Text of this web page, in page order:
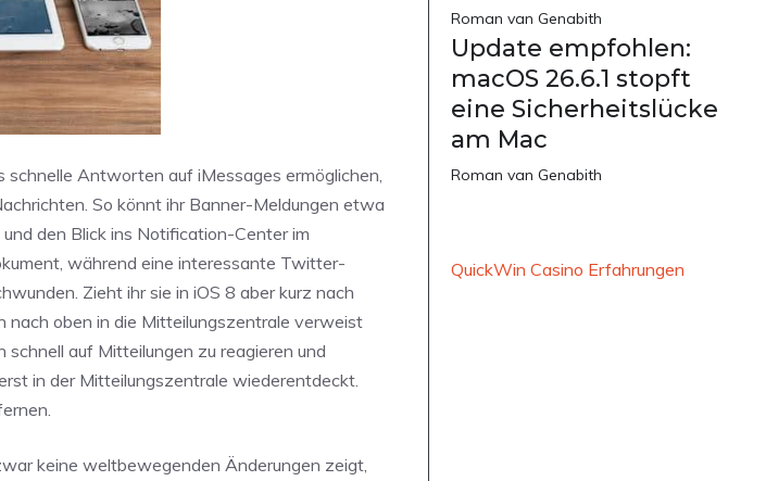
Antworten auf iMessages ermöglichen,
So könnt ihr Banner-Meldungen etwa
den Blick ins Notification-Center im
während eine interessante Twitter-
Zieht ihr sie in iOS 8 aber kurz nach
nach oben in die Mitteilungszentrale verweist
auf Mitteilungen zu reagieren und
in der Mitteilungszentrale wiederentdeckt.
keine weltbewegenden Änderungen zeigt,
Roman van Genabith
Update empfohlen:
macOS 26.6.1 stopft
eine Sicherheitslücke
am Mac
Roman van Genabith
QuickWin Casino Erfahrungen